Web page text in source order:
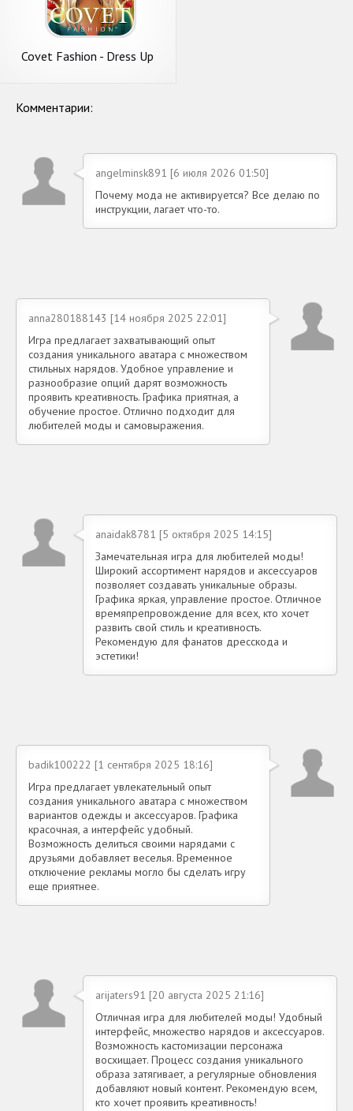
Covet Fashion - Dress Up
Комментарии:
angelminsk891 [6 июля 2026 01:50]
Почему мода не активируется? Все делаю по
инструкции, лагает что-то.
anna280188143 [14 ноября 2025 22:01]
Игра предлагает захватывающий опыт
создания уникального аватара с множеством
стильных нарядов. Удобное управление и
разнообразие опций дарят возможность
проявить креативность. Графика приятная, а
обучение простое. Отлично подходит для
любителей моды и самовыражения.
anaidak8781 [5 октября 2025 14:15]
Замечательная игра для любителей моды!
Широкий ассортимент нарядов и аксессуаров
позволяет создавать уникальные образы.
Графика яркая, управление простое. Отличное
времяпрепровождение для всех, кто хочет
развить свой стиль и креативность.
Рекомендую для фанатов дресскода и
эстетики!
badik100222 [1 сентября 2025 18:16]
Игра предлагает увлекательный опыт
создания уникального аватара с множеством
вариантов одежды и аксессуаров. Графика
красочная, а интерфейс удобный.
Возможность делиться своими нарядами с
друзьями добавляет веселья. Временное
отключение рекламы могло бы сделать игру
еще приятнее.
arijaters91 [20 августа 2025 21:16]
Отличная игра для любителей моды! Удобный
интерфейс, множество нарядов и аксессуаров.
Возможность кастомизации персонажа
восхищает. Процесс создания уникального
образа затягивает, а регулярные обновления
добавляют новый контент. Рекомендую всем,
кто хочет проявить креативность!